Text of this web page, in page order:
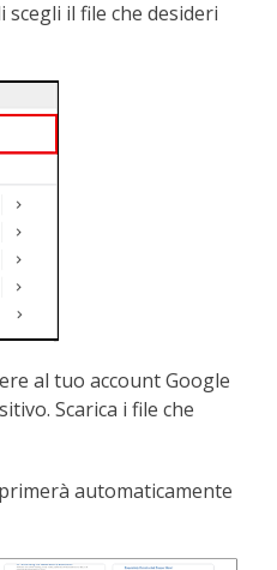
scegli il file che desideri
al tuo account Google
Scarica i file che
automaticamente